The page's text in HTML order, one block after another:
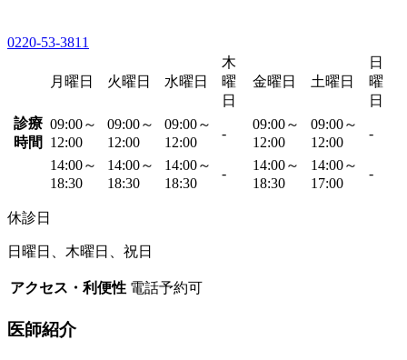
0220-53-3811
月曜日 火曜日 水曜日
木
曜
日
金曜日 土曜日
日
曜
日
診療
時間
09:00～
12:00
09:00～
12:00
09:00～
12:00
-
09:00～
12:00
09:00～
12:00
-
14:00～
18:30
14:00～
18:30
14:00～
18:30
-
14:00～
18:30
14:00～
17:00
-
休診日
日曜日、木曜日、祝日
アクセス・利便性 電話予約可
医師紹介